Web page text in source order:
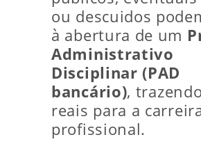
ou descuidos
à abertura de um
Administrativo
Disciplinar (PAD
bancário),
reais para a
profissional.